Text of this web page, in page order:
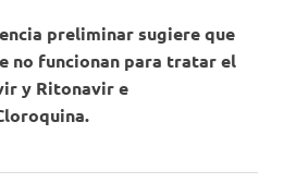
preliminar sugiere que
no funcionan para tratar el
y Ritonavir e